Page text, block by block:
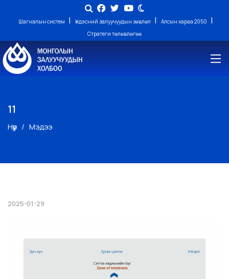
Шагналын систем | Үндэсний залуучуудын зөвлөл | Алсын хараа 2050 |
Стратеги төлөвлөгөө
11
Нүүр Мэдээ
2025-01-29